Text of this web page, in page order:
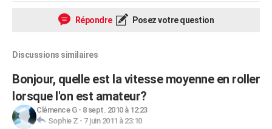
Répondre Posez votre question
Discussions similaires
Bonjour, quelle est la vitesse moyenne en roller
lorsque l'on est amateur?
Clémence G- 8 sept. 2010 à 12:23
Sophie Z - 7 juin 2011 à 23:10